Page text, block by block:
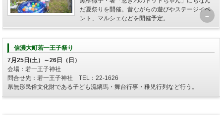
だ夏祭りを開催。昔ながらの遊びやステージイベ
ント、マルシェなどを開催予定。
信濃大町若一王子祭り
7月25日(土）～26日（日）
会場：若一王子神社
問合せ先：若一王子神社 TEL：22-1626
県無形民俗文化財である子ども流鏑馬・舞台行事・稚児行列など行う。